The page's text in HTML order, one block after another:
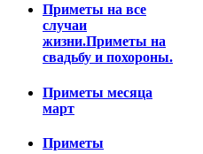
Приметы на все
случаи
жизни.Приметы на
свадьбу и похороны.
Приметы месяца
март
Приметы